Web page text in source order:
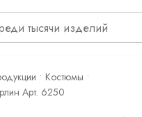
Костюмы
Арт. 6250